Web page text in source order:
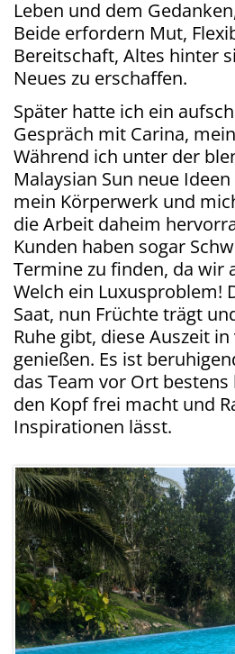
Leben und dem
Beide erfordern Mut,
Bereitschaft, Altes hinter
Neues zu erschaffen.
Später hatte ich ein
Gespräch mit Carina,
Während ich unter der
Malaysian Sun neue
mein Körperwerk und
die Arbeit daheim
Kunden haben sogar
Termine zu finden, da wir
Welch ein Luxusproblem!
Saat, nun Früchte trägt
Ruhe gibt, diese Auszeit
genießen. Es ist
das Team vor Ort
den Kopf frei macht und
Inspirationen lässt.